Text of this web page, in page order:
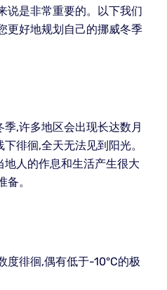
说是非常重要的。以下我们
更好地规划自己的挪威冬季
,许多地区会出现长达数月
徘徊,全天无法见到阳光。
人的作息和生活产生很大
。
度徘徊,偶有低于-10°C的极